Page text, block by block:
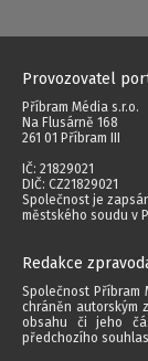
Provozovatel
Příbram Média s.r.o.
Na Flusárně 168
261 01 Příbram III
IČ: 21829021
DIČ: CZ21829021
Společnost je
městského soudu v
Redakce
Společnost Příbram
chráněn autorským
obsahu či jeho
předchozího